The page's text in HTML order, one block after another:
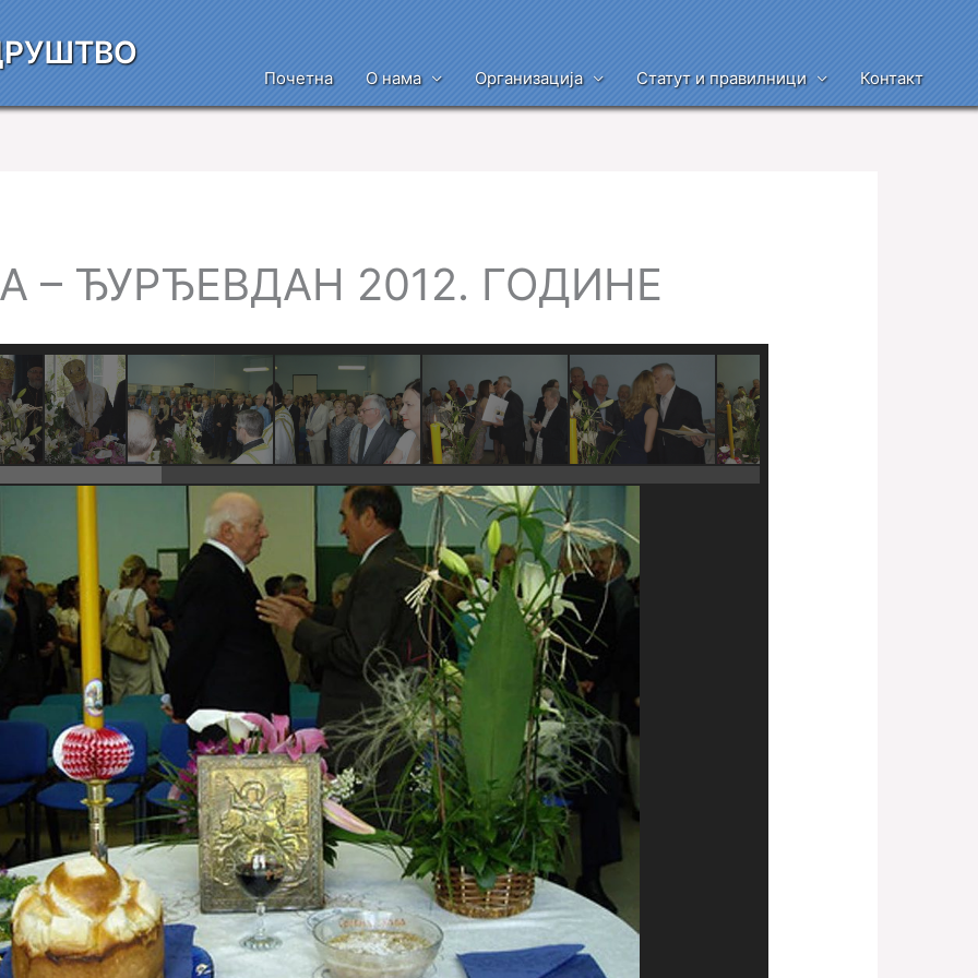
Почетна О нама Организација Статут и правилници Контакт
– ЂУРЂЕВДАН 2012. ГОДИНЕ